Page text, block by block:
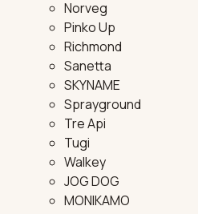
Norveg
Pinko Up
Richmond
Sanetta
SKYNAME
Sprayground
Tre Api
Tugi
Walkey
JOG DOG
MONIKAMO